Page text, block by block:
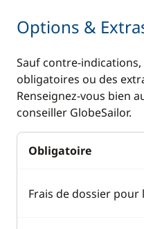
Options &
Sauf contre-
obligatoires ou des
Renseignez-vous bien
conseiller GlobeSailor.
Obligatoire
Frais de dossier pour